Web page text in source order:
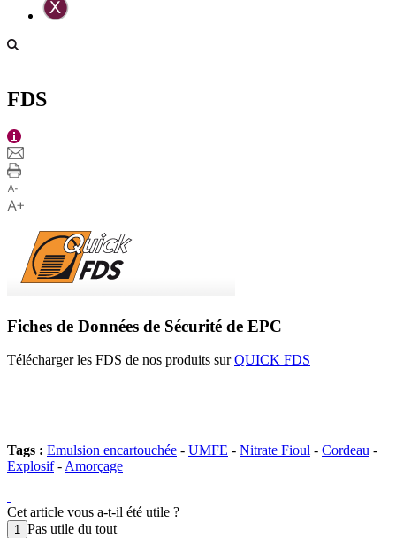
FDS
Fiches de Données de Sécurité de EPC
Télécharger les FDS de nos produits surQUICK FDS
Tags : Emulsion encartouchée - UMFE - Nitrate Fioul - Cordeau -
Explosif- Amorçage
Cet article vous a-t-il été utile ?
Pas utile du tout